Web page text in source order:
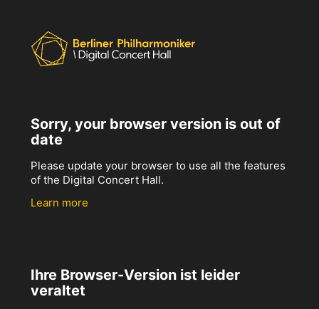
Sorry, your browser version is out of
date
Please update your browser to use all the features
of the Digital Concert Hall.
Learn more
Ihre Browser-Version ist leider
veraltet